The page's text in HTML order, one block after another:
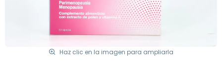
Haz clic en la imagen para ampliarla